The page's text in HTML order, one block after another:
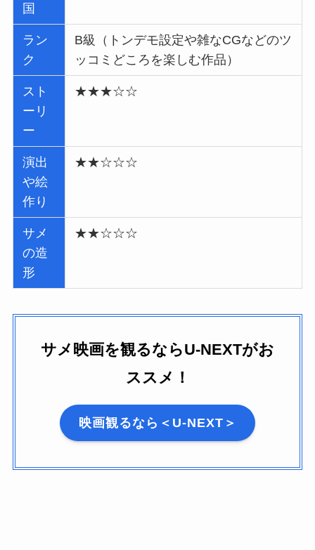
国
ラン
ク
B級（トンデモ設定や雑なCGなどのツ
ッコミどころを楽しむ作品）
スト
ーリ
ー
★★★☆☆
演出
や絵
作り
★★☆☆☆
サメ
の造
形
★★☆☆☆
サメ映画を観るならU-NEXTがお
ススメ！
映画観るなら＜U-NEXT＞